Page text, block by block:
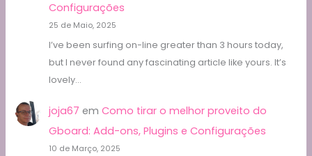
Configurações
25 de Maio, 2025
I’ve been surfing on-line greater than 3 hours today,
but I never found any fascinating article like yours. It’s
lovely…
joja67 em Como tirar o melhor proveito do
Gboard: Add-ons, Plugins e Configurações
10 de Março, 2025